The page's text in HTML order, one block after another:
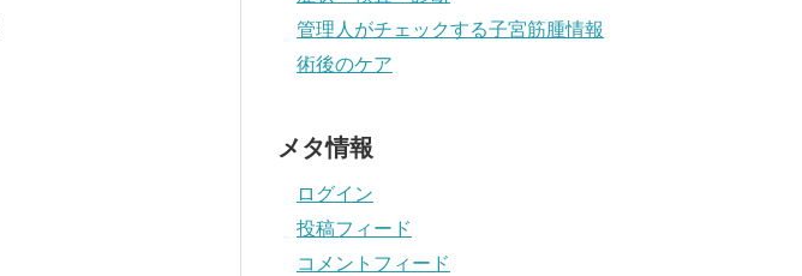
管理人がチェックする子宮筋腫情報
術後のケア
メタ情報
ログイン
投稿フィード
コメントフィード